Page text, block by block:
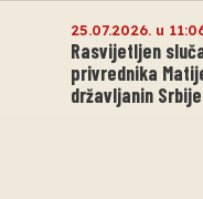
25.07.2026. u
Rasvijetljen
privrednika
državljanin Srbije